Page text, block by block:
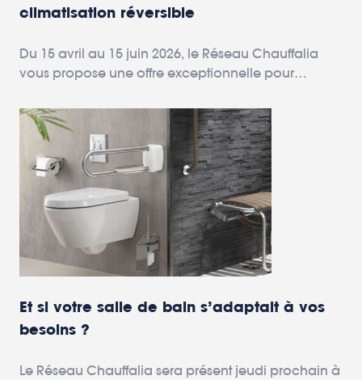
climatisation réversible
Du 15 avril au 15 juin 2026, le Réseau Chauffalia
vous propose une offre exceptionnelle pour
Et si votre salle de bain s’adaptait à vos
besoins ?
Le Réseau Chauffalia sera présent jeudi prochain à